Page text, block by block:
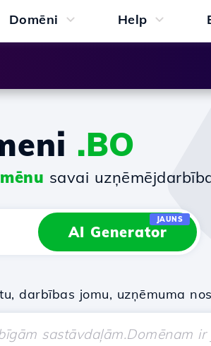
Domēni Help
.BO
savai
AI Generator
JAUNS
darbības jomu, uzņēmuma